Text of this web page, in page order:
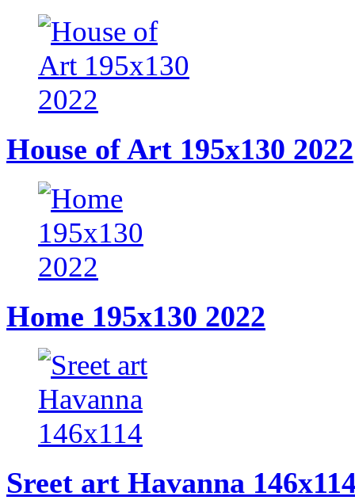
House of Art 195x130 2022
Home 195x130 2022
Sreet art Havanna